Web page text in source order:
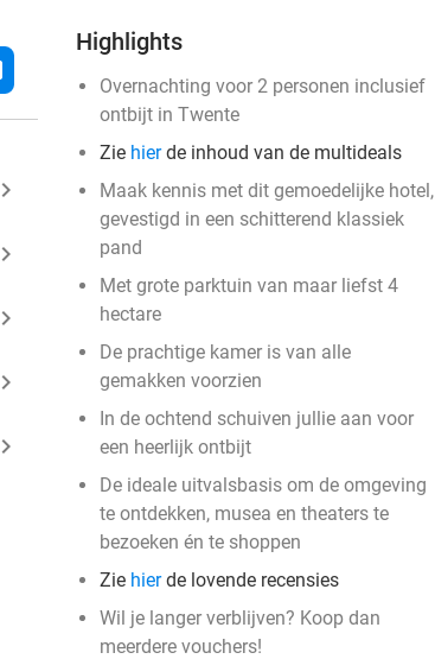
Highlights
Overnachting voor 2 personen inclusief
ontbijt in Twente
Zie hierde inhoud van de multideals
Maak kennis met dit gemoedelijke hotel,
gevestigd in een schitterend klassiek
pand
Met grote parktuin van maar liefst 4
hectare
De prachtige kamer is van alle
gemakken voorzien
In de ochtend schuiven jullie aan voor
een heerlijk ontbijt
De ideale uitvalsbasis om de omgeving
te ontdekken, musea en theaters te
bezoeken én te shoppen
Zie hierde lovende recensies
Wil je langer verblijven? Koop dan
meerdere vouchers!